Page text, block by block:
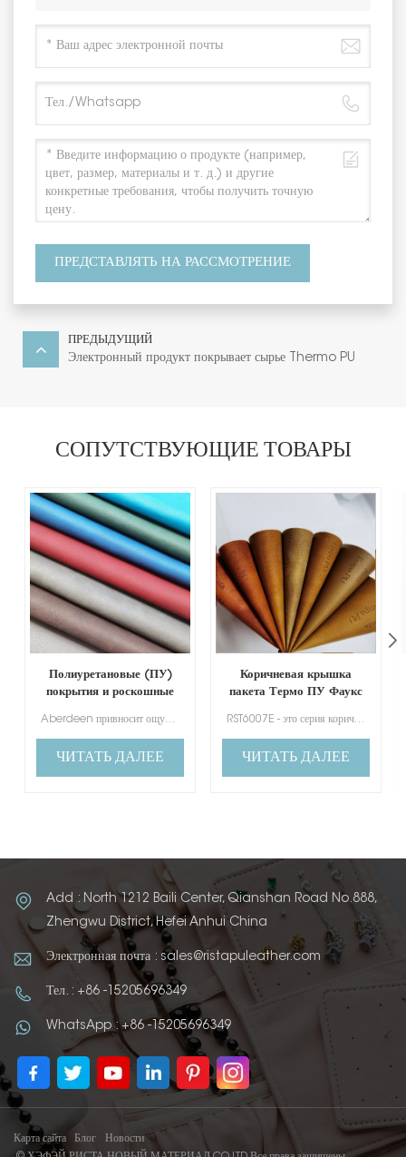
ПРЕДСТАВЛЯТЬ НА РАССМОТРЕНИЕ
ПРЕДЫДУЩИЙ
Электронный продукт покрывает сырье Thermo PU
СОПУТСТВУЮЩИЕ ТОВАРЫ
Полиуретановые (ПУ)
покрытия и роскошные
Aberdeen привносит ощущение руки и видение, имитирующее кожу. Это выдающийся термополиуретановый материал для различных обложек и упаковки.
ЧИТАТЬ ДАЛЕЕ
Коричневая крышка
пакета Термо ПУ Фаукс
RST6007E - это серия коричневых цветов, широко используемая для обложек электронных продуктов, переплетных материалов для подарочных коробок, винных коробок, шкатулок и упаковки для драгоценностей.
ЧИТАТЬ ДАЛЕЕ
Add : North 1212 Baili Center, Qianshan Road No.888,
Zhengwu District, Hefei Anhui China
Электронная почта : sales@ristapuleather.com
Тел. : +86 -15205696349
WhatsApp : +86 -15205696349
Карта сайта Блог
Новости